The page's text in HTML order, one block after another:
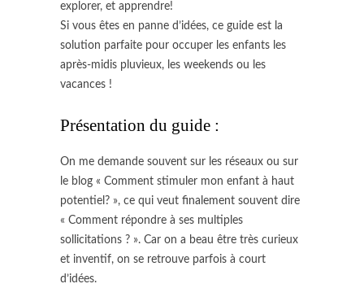
explorer, et apprendre!
Si vous êtes en panne d’idées, ce guide est la
solution parfaite pour occuper les enfants les
après-midis pluvieux, les weekends ou les
vacances !
Présentation du guide :
On me demande souvent sur les réseaux ou sur
le blog « Comment stimuler mon enfant à haut
potentiel? », ce qui veut finalement souvent dire
« Comment répondre à ses multiples
sollicitations ? ». Car on a beau être très curieux
et inventif, on se retrouve parfois à court
d’idées.